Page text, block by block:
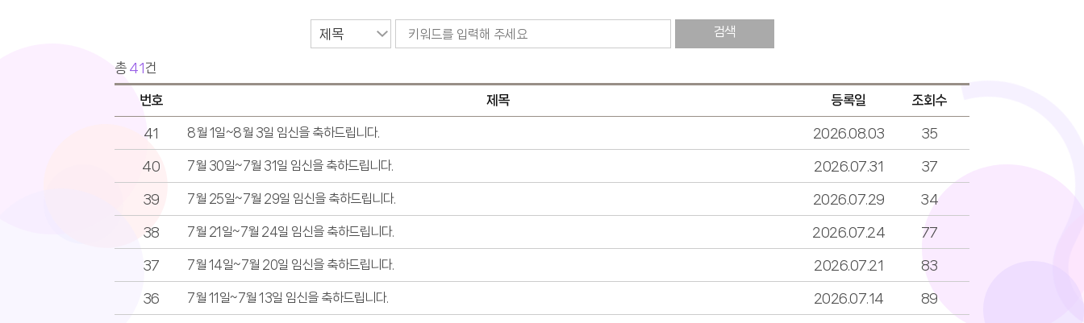
검색
총 41건
번호 제목 등록일 조회수
41 8월 1일~8월 3일 임신을 축하드립니다. 2026.08.03 35
40 7월 30일~7월 31일 임신을 축하드립니다. 2026.07.31 37
39 7월 25일~7월 29일 임신을 축하드립니다. 2026.07.29 34
38 7월 21일~7월 24일 임신을 축하드립니다. 2026.07.24 77
37 7월 14일~7월 20일 임신을 축하드립니다. 2026.07.21 83
36 7월 11일~7월 13일 임신을 축하드립니다. 2026.07.14 89